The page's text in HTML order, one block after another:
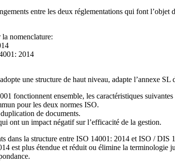
entre les deux réglementations qui font
la nomenclature:
2014
une structure de haut niveau, adapte l’annexe
fonctionnent ensemble, les caractéristiques
pour les deux normes ISO.
de documents.
ont un impact négatif sur l’efficacité de la gestion.
dans la structure entre ISO 14001: 2014 et ISO / DIS
est plus étendue et réduit ou élimine la terminologie